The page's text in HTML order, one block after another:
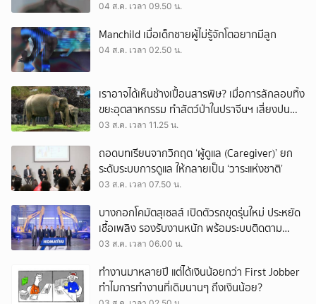
04 ส.ค. เวลา 09.50 น.
Manchild เมื่อเด็กชายผู้ไม่รู้จักโตอยากมีลูก
04 ส.ค. เวลา 02.50 น.
เราอาจได้เห็นช้างเปื้อนสารพิษ? เมื่อการลักลอบทิ้ง
ขยะอุตสาหกรรม ทำสัตว์ป่าในปราจีนฯ เสี่ยงปน
เปื้อน
03 ส.ค. เวลา 11.25 น.
ถอดบทเรียนจากวิกฤต ‘ผู้ดูแล (Caregiver)’ ยก
ระดับระบบการดูแล ให้กลายเป็น ‘วาระแห่งชาติ’
03 ส.ค. เวลา 07.50 น.
บางกอกโคมัตสุเซลส์ เปิดตัวรถขุดรุ่นใหม่ ประหยัด
เชื้อเพลิง รองรับงานหนัก พร้อมระบบติดตาม
เครื่องจักรผ่านดาวเทียม
03 ส.ค. เวลา 06.00 น.
ทำงานมาหลายปี แต่ได้เงินน้อยกว่า First Jobber
ทำไมการทำงานที่เดิมนานๆ ถึงเงินน้อย?